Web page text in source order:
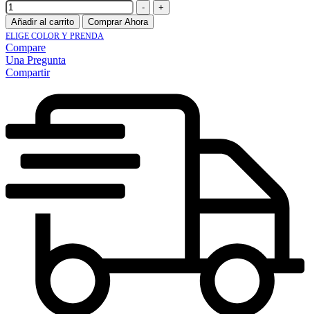
-
+
Añadir al carrito
Comprar Ahora
ELIGE COLOR Y PRENDA
Compare
Una Pregunta
Compartir